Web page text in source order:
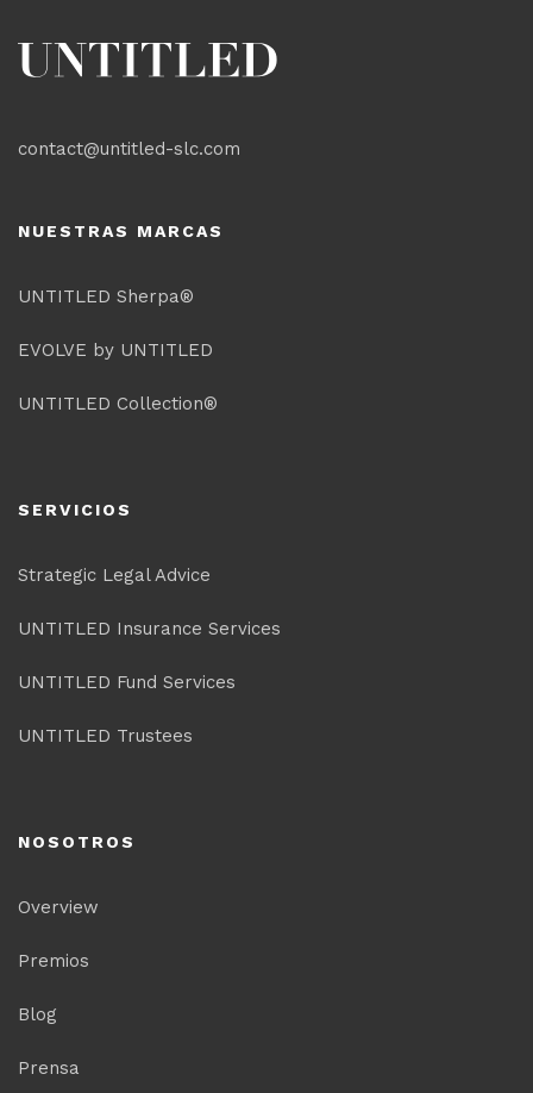
contact@untitled-slc.com
NUESTRAS MARCAS
UNTITLED Sherpa®
EVOLVE by UNTITLED
UNTITLED Collection®
SERVICIOS
Strategic Legal Advice
UNTITLED Insurance Services
UNTITLED Fund Services
UNTITLED Trustees
NOSOTROS
Overview
Premios
Blog
Prensa